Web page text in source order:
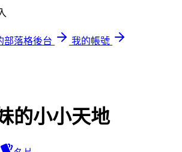
部落格後台
我的帳號
的小小天地